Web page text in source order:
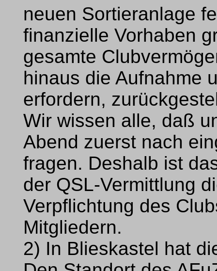
neuen Sortieranlage
finanzielle Vorhaben
gesamte
hinaus die Aufnahme
erfordern,
Wir wissen alle, daß
Abend zuerst nach
fragen. Deshalb ist
der QSL-Vermittlung
Verpflichtung des
Mitgliedern.
2) In Blieskastel hat